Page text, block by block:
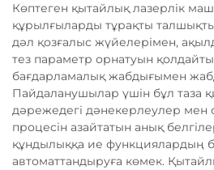
Көптеген қытайлық лазерлік
құрылғыларды тұрақты
дәл қозғалыс жүйелерімен,
тез параметр орнатуын
бағдарламалық жабдығымен
Пайдаланушылар үшін бұл таза
дәрежедегі дәнекерлеулер мен
процесін азайтатын анық
құндылыққа ие функциялардың
автоматтандыруға көмек.